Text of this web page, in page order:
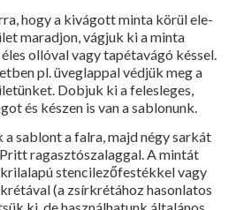
hogy a kivágott minta körül ele­
maradjon, vágjuk ki a minta
ollóval vagy tapétavágó késsel.
pl. üveglappal védjük meg a
Dobjuk ki a felesleges,
és készen is van a sablonunk.
a sablont a falra, majd négy sarkát
ragasztószalaggal. A mintát
stencilezőfestékkel vagy
(a zsírkrétához hasonlatos